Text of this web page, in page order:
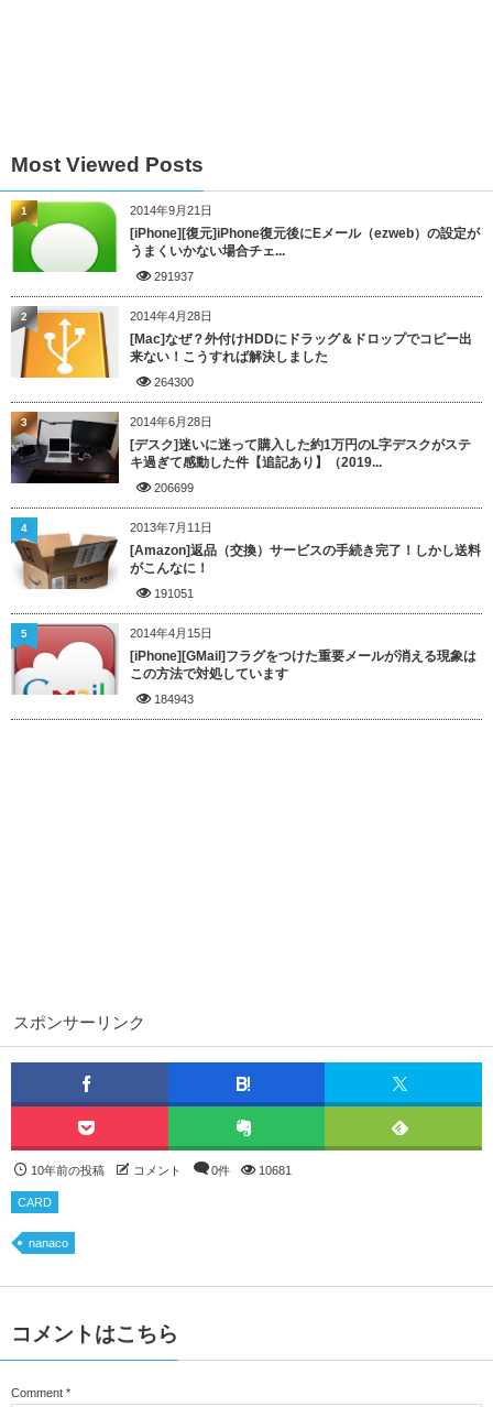
Most Viewed Posts
2014年9月21日
[iPhone][復元]iPhone復元後にEメール（ezweb）の設定が
うまくいかない場合チェ...
291937
1
2014年4月28日
[Mac]なぜ？外付けHDDにドラッグ＆ドロップでコピー出
来ない！こうすれば解決しました
264300
2
2014年6月28日
[デスク]迷いに迷って購入した約1万円のL字デスクがステ
キ過ぎて感動した件【追記あり】（2019...
206699
3
2013年7月11日
[Amazon]返品（交換）サービスの手続き完了！しかし送料
がこんなに！
191051
4
2014年4月15日
[iPhone][GMail]フラグをつけた重要メールが消える現象は
この方法で対処しています
184943
5
スポンサーリンク
10年前の投稿 コメント 0件 10681
CARD
nanaco
コメントはこちら
Comment *